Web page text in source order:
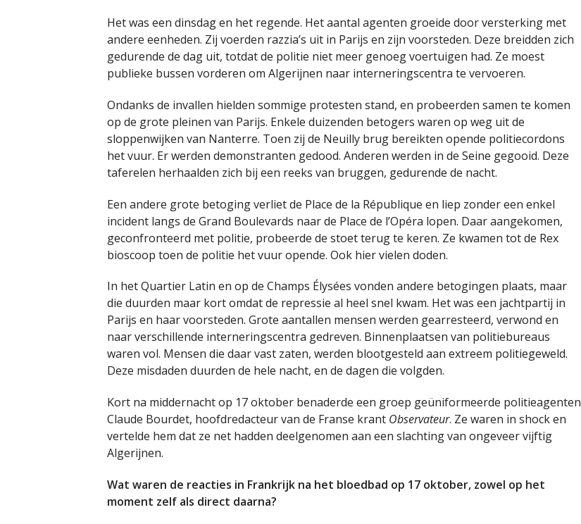
Het was een dinsdag en het regende. Het aantal agenten groeide door versterking met
andere eenheden. Zij voerden razzia’s uit in Parijs en zijn voorsteden. Deze breidden zich
gedurende de dag uit, totdat de politie niet meer genoeg voertuigen had. Ze moest
publieke bussen vorderen om Algerijnen naar interneringscentra te vervoeren.
Ondanks de invallen hielden sommige protesten stand, en probeerden samen te komen
op de grote pleinen van Parijs. Enkele duizenden betogers waren op weg uit de
sloppenwijken van Nanterre. Toen zij de Neuilly brug bereikten opende politiecordons
het vuur. Er werden demonstranten gedood. Anderen werden in de Seine gegooid. Deze
taferelen herhaalden zich bij een reeks van bruggen, gedurende de nacht.
Een andere grote betoging verliet de Place de la République en liep zonder een enkel
incident langs de Grand Boulevards naar de Place de l’Opéra lopen. Daar aangekomen,
geconfronteerd met politie, probeerde de stoet terug te keren. Ze kwamen tot de Rex
bioscoop toen de politie het vuur opende. Ook hier vielen doden.
In het Quartier Latin en op de Champs Élysées vonden andere betogingen plaats, maar
die duurden maar kort omdat de repressie al heel snel kwam. Het was een jachtpartij in
Parijs en haar voorsteden. Grote aantallen mensen werden gearresteerd, verwond en
naar verschillende interneringscentra gedreven. Binnenplaatsen van politiebureaus
waren vol. Mensen die daar vast zaten, werden blootgesteld aan extreem politiegeweld.
Deze misdaden duurden de hele nacht, en de dagen die volgden.
Kort na middernacht op 17 oktober benaderde een groep geüniformeerde politieagenten
Claude Bourdet, hoofdredacteur van de Franse krant Observateur. Ze waren in shock en
vertelde hem dat ze net hadden deelgenomen aan een slachting van ongeveer vijftig
Algerijnen.
Wat waren de reacties in Frankrijk na het bloedbad op 17 oktober, zowel op het
moment zelf als direct daarna?